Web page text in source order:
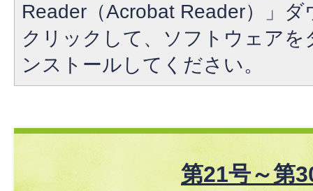
Reader（Acrobat Reader）」
クリックして、ソフトウェア
ンストールしてください。
第21号～第